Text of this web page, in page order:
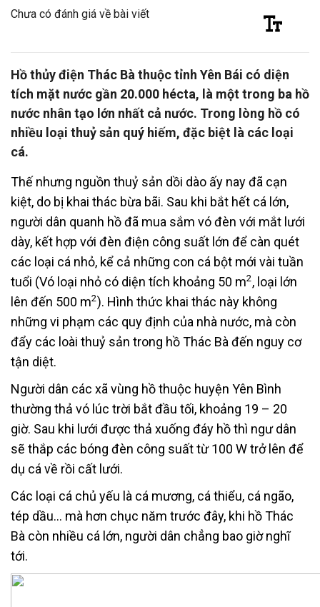
Chưa có đánh giá về bài viết
Hồ thủy điện Thác Bà thuộc tỉnh Yên Bái có diện
tích mặt nước gần 20.000 hécta, là một trong ba hồ
nước nhân tạo lớn nhất cả nước. Trong lòng hồ có
nhiều loại thuỷ sản quý hiếm, đặc biệt là các loại
cá.
Thế nhưng nguồn thuỷ sản dồi dào ấy nay đã cạn
kiệt, do bị khai thác bừa bãi. Sau khi bắt hết cá lớn,
người dân quanh hồ đã mua sắm vó đèn với mắt lưới
dày, kết hợp với đèn điện công suất lớn để càn quét
các loại cá nhỏ, kể cả những con cá bột mới vài tuần
tuổi (Vó loại nhỏ có diện tích khoảng 50 m2, loại lớn
lên đến 500 m2). Hình thức khai thác này không
những vi phạm các quy định của nhà nước, mà còn
đẩy các loài thuỷ sản trong hồ Thác Bà đến nguy cơ
tận diệt.
Người dân các xã vùng hồ thuộc huyện Yên Bình
thường thả vó lúc trời bắt đầu tối, khoảng 19 – 20
giờ. Sau khi lưới được thả xuống đáy hồ thì ngư dân
sẽ thắp các bóng đèn công suất từ 100 W trở lên để
dụ cá về rồi cất lưới.
Các loại cá chủ yếu là cá mương, cá thiểu, cá ngão,
tép dầu… mà hơn chục năm trước đây, khi hồ Thác
Bà còn nhiều cá lớn, người dân chẳng bao giờ nghĩ
tới.